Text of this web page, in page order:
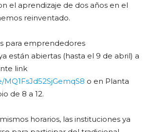
el aprendizaje de dos años en el
reinventado.
para emprendedores
están abiertas (hasta el 9 de abril) a
link
o en Planta
de 8 a 12.
horarios, las instituciones ya